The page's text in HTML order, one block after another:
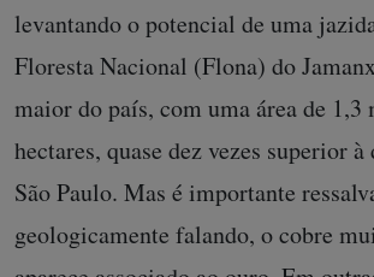
levantando o potencial de uma
Floresta Nacional (Flona) do
maior do país, com uma área de 1,3
hectares, quase dez vezes superior à
São Paulo. Mas é importante
geologicamente falando, o cobre